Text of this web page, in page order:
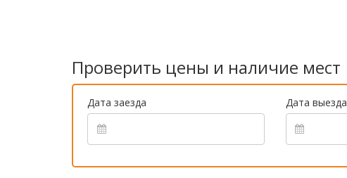
Проверить цены и наличие мест
Дата заезда Дата выезда